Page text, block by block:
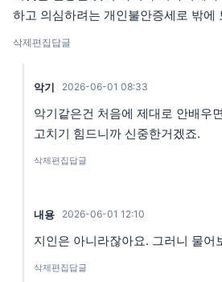
하고 의심하려는 개인불안증세로 밖에
삭제편집 답글
악기 2026-06-01 08:33
악기같은건 처음에 제대로 안배우
고치기 힘드니까 신중한거겠죠.
삭제편집답글
내용 2026-06-01 12:10
지인은 아니라잖아요. 그러니 물어
삭제편집답글